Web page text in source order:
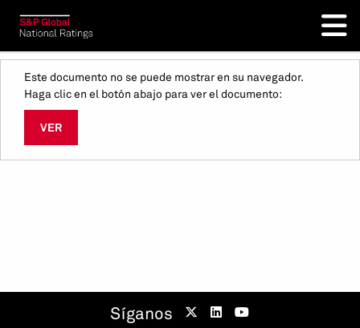
Este documento no se puede mostrar en su navegador.
Haga clic en el botón abajo para ver el documento:
VER
Síganos